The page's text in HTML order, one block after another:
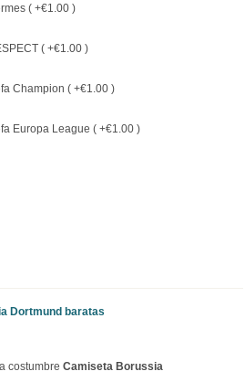
( +€1.00 )
( +€1.00 )
Champion ( +€1.00 )
Europa League ( +€1.00 )
Dortmund baratas
costumbre Camiseta Borussia